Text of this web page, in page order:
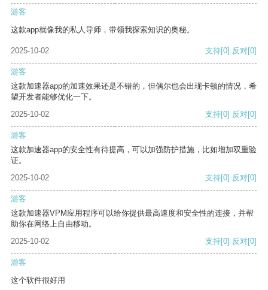
游客
这款app就像我的私人导师，带领我探索知识的奥秘。
2025-10-02 支持[0] 反对[0]
游客
这款加速器app的加速效果还是不错的，但偶尔也会出现卡顿的情况，希
望开发者能够优化一下。
2025-10-02
支持[0] 反对[0]
游客
这款加速器app的安全性有待提高，可以加强防护措施，比如增加双重验
证。
2025-10-02
支持[0] 反对[0]
游客
这款加速器VPM应用程序可以给你提供最高速度和安全性的连接，并帮
助你在网络上自由移动。
2025-10-02
支持[0] 反对[0]
游客
这个软件很好用